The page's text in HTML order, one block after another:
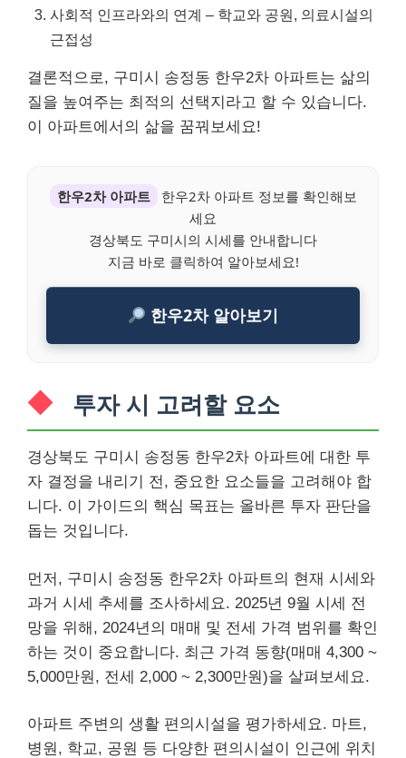
사회적 인프라와의 연계 – 학교와 공원, 의료시설의
근접성
결론적으로, 구미시 송정동 한우2차 아파트는 삶의
질을 높여주는 최적의 선택지라고 할 수 있습니다.
이 아파트에서의 삶을 꿈꿔보세요!
한우2차 아파트
한우2차 아파트 정보를 확인해보
세요
경상북도 구미시의 시세를 안내합니다
지금 바로 클릭하여 알아보세요!
한우2차 알아보기
투자 시 고려할 요소
경상북도 구미시 송정동 한우2차 아파트에 대한 투
자 결정을 내리기 전, 중요한 요소들을 고려해야 합
니다. 이 가이드의 핵심 목표는 올바른 투자 판단을
돕는 것입니다.
먼저, 구미시 송정동 한우2차 아파트의 현재 시세와
과거 시세 추세를 조사하세요. 2025년 9월 시세 전
망을 위해, 2024년의 매매 및 전세 가격 범위를 확인
하는 것이 중요합니다. 최근 가격 동향(매매 4,300 ~
5,000만원, 전세 2,000 ~ 2,300만원)을 살펴보세요.
아파트 주변의 생활 편의시설을 평가하세요. 마트,
병원, 학교, 공원 등 다양한 편의시설이 인근에 위치